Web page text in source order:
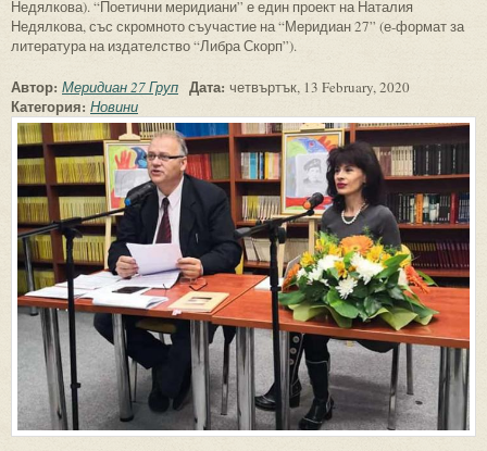
Недялкова). “Поетични меридиани” е един проект на Наталия
Недялкова, със скромното съучастие на “Меридиан 27” (е-формат за
литература на издателство “Либра Скорп”).
Автор: Меридиан 27 Груп Дата: четвъртък, 13 February, 2020
Категория: Новини